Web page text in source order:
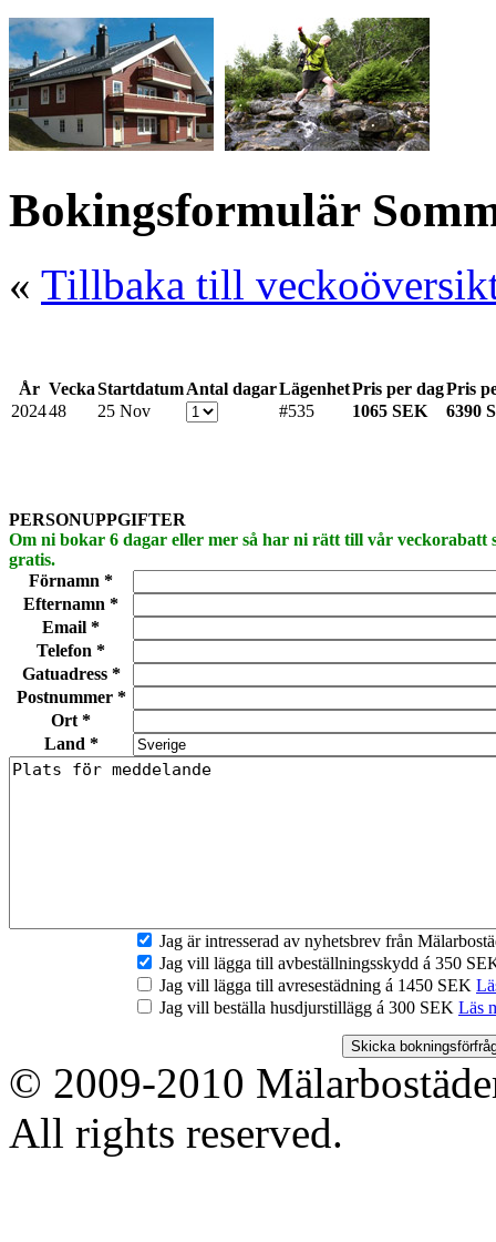
Bokingsformulär
« Tillbaka till
År VeckaStartdatumAntal dagarLägenhetPris per dagPris
202448 25 Nov #535 1065 SEK 6390
PERSONUPPGIFTER
Om ni bokar 6 dagar eller mer så har ni rätt till vår veckorabatt
gratis.
Förnamn *
Efternamn *
Email *
Telefon *
Gatuadress *
Postnummer *
Ort *
Land *
Jag är intresserad av nyhetsbrev från
Jag vill lägga till avbeställningsskydd á 350
Jag vill lägga till avresestädning á 1450 SEK
Jag vill beställa husdjurstillägg á 300 SEK Läs
© 2009-2010
All rights reserved.